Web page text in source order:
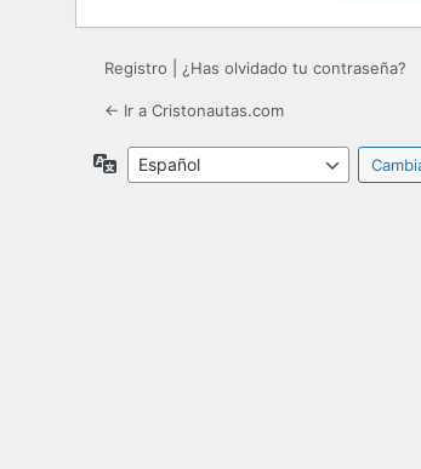
Registro ¿Has olvidado tu contraseña?
← Ir a Cristonautas.com
Idioma